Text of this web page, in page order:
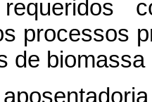
requeridos
processos
de